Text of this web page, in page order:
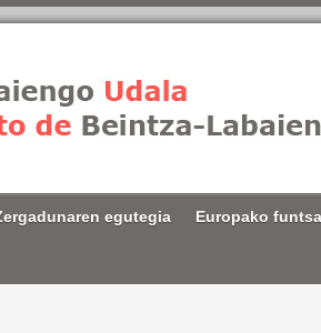
egutegia Europako